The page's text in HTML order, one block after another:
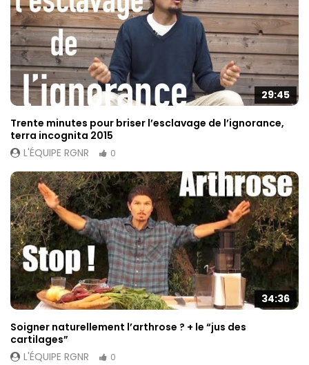
29:45
Trente minutes pour briser l’esclavage de l’ignorance,
terra incognita 2015
L'ÉQUIPE RGNR
0
34:36
Soigner naturellement l’arthrose ? + le “jus des
cartilages”
L'ÉQUIPE RGNR
0